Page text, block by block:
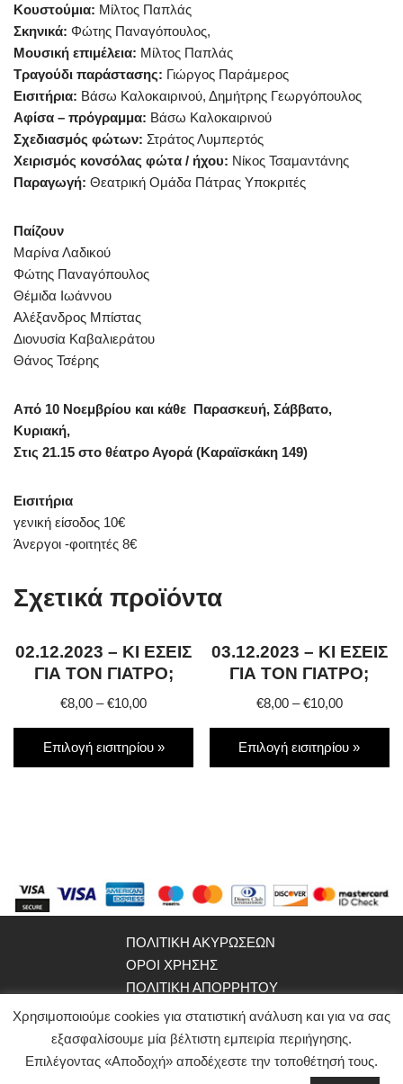
Κουστούμια: Μίλτος Παπλάς
Σκηνικά: Φώτης Παναγόπουλος,
Μουσική επιμέλεια: Μίλτος Παπλάς
Τραγούδι παράστασης: Γιώργος Παράμερος
Εισιτήρια: Βάσω Καλοκαιρινού, Δημήτρης Γεωργόπουλος
Αφίσα – πρόγραμμα: Βάσω Καλοκαιρινού
Σχεδιασμός φώτων: Στράτος Λυμπερτός
Χειρισμός κονσόλας φώτα / ήχου: Νίκος Τσαμαντάνης
Παραγωγή: Θεατρική Ομάδα Πάτρας Υποκριτές
Παίζουν
Μαρίνα Λαδικού
Φώτης Παναγόπουλος
Θέμιδα Ιωάννου
Αλέξανδρος Μπίστας
Διονυσία Καβαλιεράτου
Θάνος Τσέρης
Από 10 Νοεμβρίου και κάθε Παρασκευή, Σάββατο,
Κυριακή,
Στις 21.15 στο θέατρο Αγορά (Καραϊσκάκη 149)
Εισιτήρια
γενική είσοδος 10€
Άνεργοι -φοιτητές 8€
Σχετικά προϊόντα
02.12.2023 – ΚΙ ΕΣΕΙΣ
ΓΙΑ ΤΟΝ ΓΙΑΤΡΟ;
€8,00 –€10,00
Επιλογή εισιτηρίου »
03.12.2023 – ΚΙ ΕΣΕΙΣ
ΓΙΑ ΤΟΝ ΓΙΑΤΡΟ;
€8,00–€10,00
Επιλογή εισιτηρίου »
ΠΟΛΙΤΙΚΗ ΑΚΥΡΩΣΕΩΝ
ΟΡΟΙ ΧΡΗΣΗΣ
ΠΟΛΙΤΙΚΗ ΑΠΟΡΡΗΤΟΥ
WEBSITE ΟΜΑΔΑΣ
©2021ypokrites.gr
Χρησιμοποιούμε cookies για στατιστική ανάλυση και για να σας
εξασφαλίσουμε μία βέλτιστη εμπειρία περιήγησης.
Επιλέγοντας «Αποδοχή» αποδέχεστε την τοποθέτησή τους.